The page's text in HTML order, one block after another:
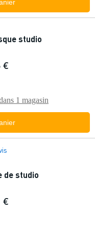
studio
€
1 magasin
de studio
€